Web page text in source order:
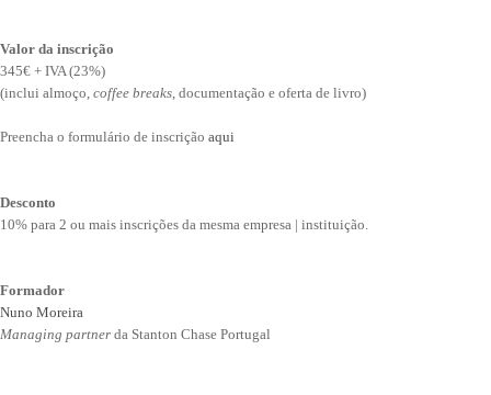
Valor da inscrição
345€ + IVA (23%)
(inclui almoço, coffee breaks, documentação e oferta de livro)
Preencha o formulário de inscrição aqui
Desconto
10% para 2 ou mais inscrições da mesma empresa | instituição.
Formador
Nuno Moreira
Managing partner da Stanton Chase Portugal